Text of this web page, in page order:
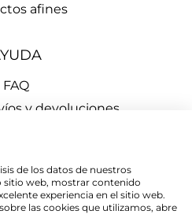
afines
FAQ
y devoluciones
Privacidad
de Cookies
de los datos de nuestros
sitio web, mostrar contenido
experiencia en el sitio web.
las cookies que utilizamos, abre